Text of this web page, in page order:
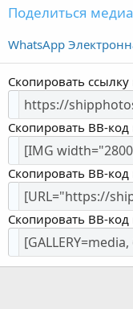
Поделиться медиа
WhatsApp
Скопировать
Скопировать BB-
Скопировать BB-
Скопировать BB-код